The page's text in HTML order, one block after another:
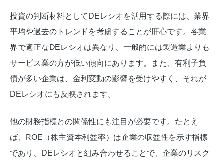
投資の判断材料としてDEレシオを活用する際には、業界
平均や過去のトレンドを考慮することが肝心です。各業
界で適正なDEレシオは異なり、一般的には製造業よりも
サービス業の方が低い傾向にあります。また、有利子負
債が多い企業は、金利変動の影響を受けやすく、それが
DEレシオにも反映されます。
他の財務指標との関係性にも注目が必要です。たとえ
ば、ROE（株主資本利益率）は企業の収益性を示す指標
であり、DEレシオと組み合わせることで、企業のリスク